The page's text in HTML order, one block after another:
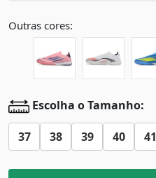
Outras cores:
Escolha o Tamanho:
37 38 39 40 41